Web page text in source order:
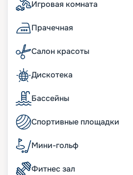
проходят в водах
Майами. Вы можете купить
прямо сейчас, изучив на
теплохода, схемы палуб,
интерьеров. Выбирайте
предлагаем нашим клиентам
услугой раннего
была возможность
Также вы можете заранее
обзорами экскурсий, чтобы
самые интересные варианты.
Игровая комната
Прачечная
Салон красоты
Дискотека
Бассейны
Спортивные площадки
Мини-гольф
Фитнес зал